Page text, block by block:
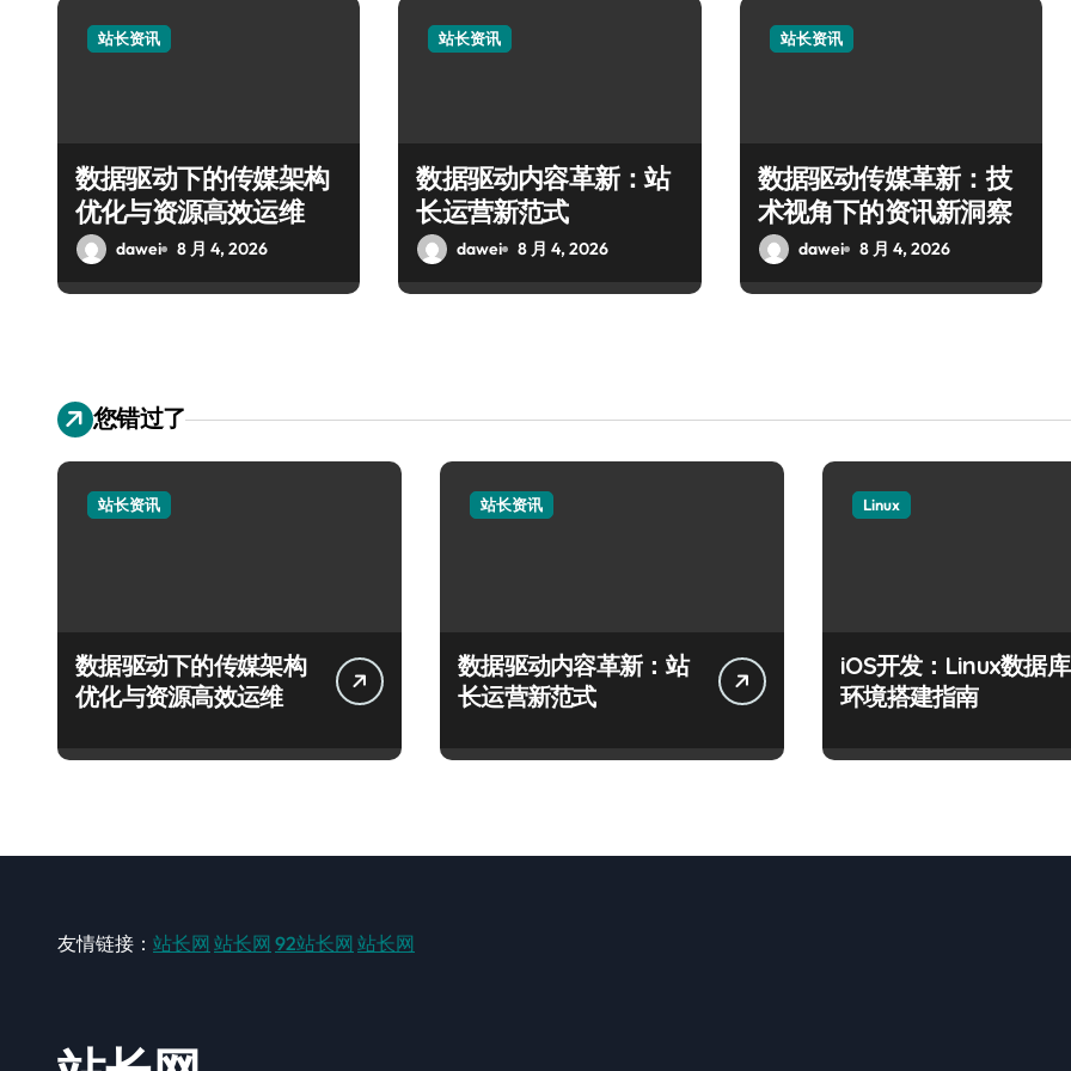
站长资讯
数据驱动下的传媒架构
优化与资源高效运维
dawei 8 月 4, 2026
站长资讯
数据驱动内容革新：站
长运营新范式
dawei 8 月 4, 2026
站长资讯
数据驱动传媒革新：技
术视角下的资讯新洞察
dawei 8 月 4, 2026
您错过了
站长资讯
数据驱动下的传媒架构
优化与资源高效运维
站长资讯
数据驱动内容革新：站
长运营新范式
Linux
iOS开发：Linux数据库
环境搭建指南
友情链接： 站长网 站长网 92站长网 站长网